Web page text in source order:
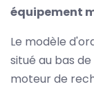
équipement
Le modèle
situé au bas
moteur de